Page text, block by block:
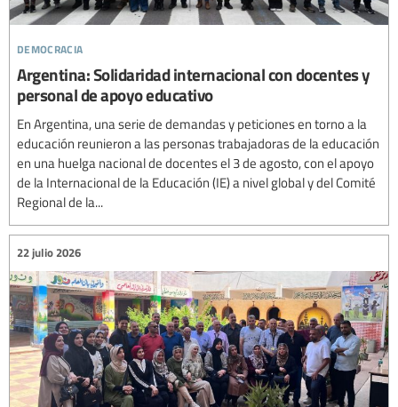
democracia
Argentina: Solidaridad internacional con docentes y
personal de apoyo educativo
En Argentina, una serie de demandas y peticiones en torno a la
educación reunieron a las personas trabajadoras de la educación
en una huelga nacional de docentes el 3 de agosto, con el apoyo
de la Internacional de la Educación (IE) a nivel global y del Comité
Regional de la...
22 julio 2026